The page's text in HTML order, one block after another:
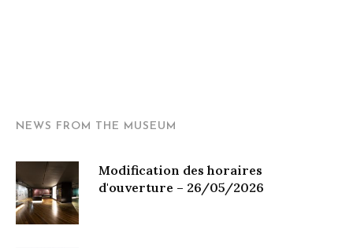
NEWS FROM THE MUSEUM
Modification des horaires
d'ouverture – 26/05/2026